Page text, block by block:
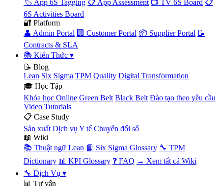
🏷️ App 6S Tagging 📋 App Assessment 📺 TV 6S Board 📋
6S Activities Board
🔐 Platform
👤 Admin Portal 🏢 Customer Portal 📦 Supplier Portal 📝
Contracts & SLA
📚 Kiến Thức ▾
📝 Blog
Lean Six Sigma TPM Quality Digital Transformation
🎓 Học Tập
Khóa học Online Green Belt Black Belt Đào tạo theo yêu cầu
Video Tutorials
📋 Case Study
Sản xuất Dịch vụ Y tế Chuyển đổi số
📖 Wiki
📚 Thuật ngữ Lean 📘 Six Sigma Glossary 🔧 TPM
Dictionary 📊 KPI Glossary ❓ FAQ → Xem tất cả Wiki
🔧 Dịch Vụ ▾
📊 Tư vấn